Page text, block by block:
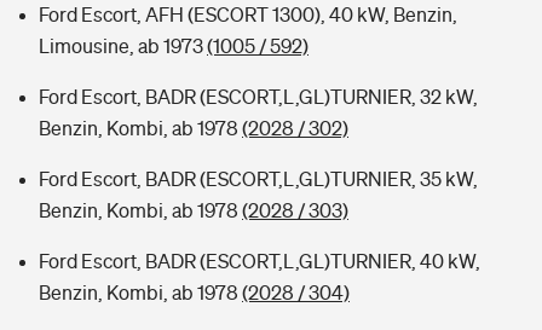
Ford Escort, AFH (ESCORT 1300), 40 kW, Benzin,
Limousine, ab 1973(1005 / 592)
Ford Escort, BADR (ESCORT,L,GL)TURNIER, 32 kW,
Benzin, Kombi, ab 1978 (2028 / 302)
Ford Escort, BADR (ESCORT,L,GL)TURNIER, 35 kW,
Benzin, Kombi, ab 1978 (2028 / 303)
Ford Escort, BADR (ESCORT,L,GL)TURNIER, 40 kW,
Benzin, Kombi, ab 1978 (2028 / 304)